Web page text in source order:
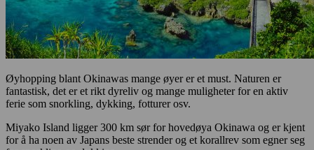
Øyhopping blant Okinawas mange øyer er et must. Naturen er
fantastisk, det er et rikt dyreliv og mange muligheter for en aktiv
ferie som snorkling, dykking, fotturer osv.
Miyako Island ligger 300 km sør for hovedøya Okinawa og er kjent
for å ha noen av Japans beste strender og et korallrev som egner seg